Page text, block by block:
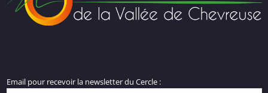
Email pour recevoir la newsletter du Cercle :